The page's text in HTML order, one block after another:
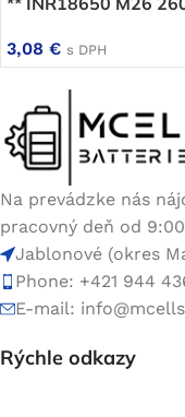
3,08 € s DPH
Na prevádzke nás
pracovný deň od
Jablonové (okres
Phone: +421 944
E-mail:
Rýchle odkazy